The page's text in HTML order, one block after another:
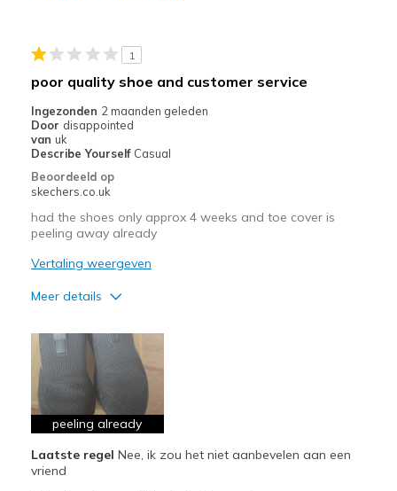
1
poor quality shoe and customer service
Ingezonden 2 maanden geleden
Door disappointed
van uk
Describe Yourself Casual
Beoordeeld op
skechers.co.uk
had the shoes only approx 4 weeks and toe cover is
peeling away already
Vertaling weergeven
Meer details
Poor Quality
Beste toepassingen
Casual Wear
View On Shoes Shoes are for Wearing
peeling already
Laatste regel Nee, ik zou het niet aanbevelen aan een
vriend